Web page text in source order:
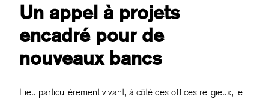
Un appel à projets
encadré pour de
nouveaux bancs
Lieu particulièrement vivant, à côté des offices religieux, le